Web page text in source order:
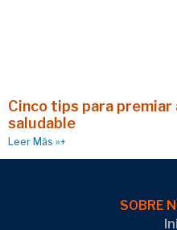
Cinco tips para
saludable
Leer Más »+
SOBRE